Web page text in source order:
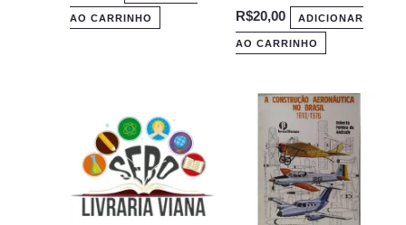
AO CARRINHO R$20,00 ADICIONAR
AO CARRINHO